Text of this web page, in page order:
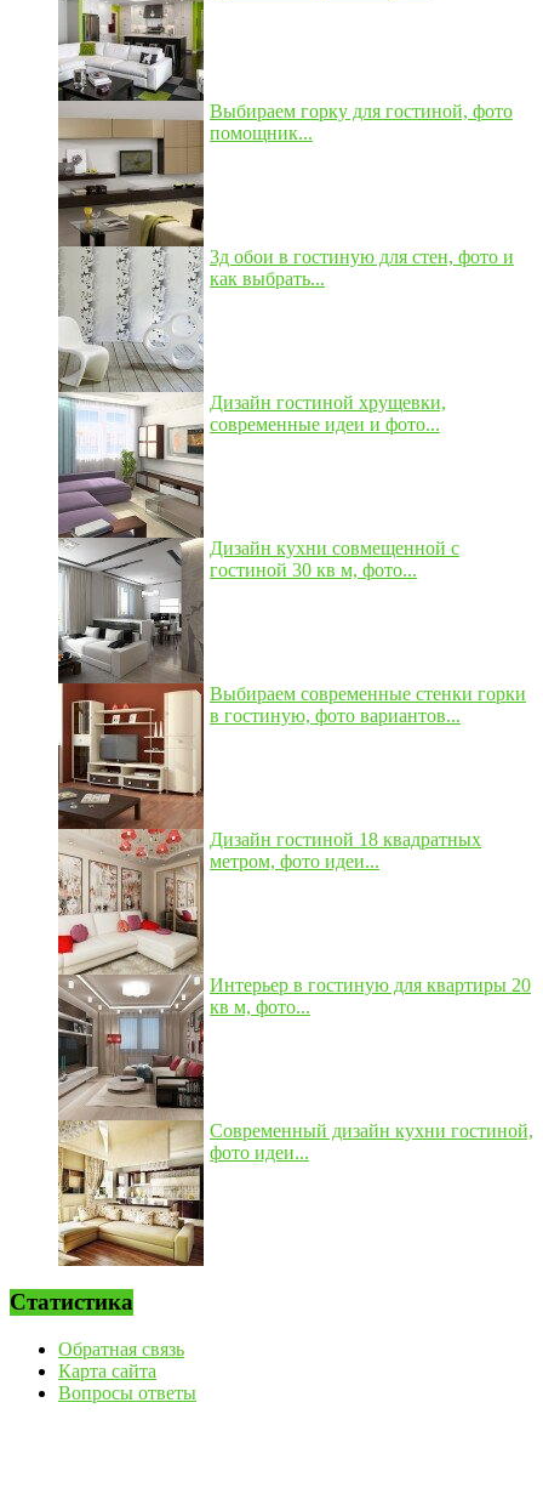
Выбираем горку для гостиной, фото
помощник...
3д обои в гостиную для стен, фото и
как выбрать...
Дизайн гостиной хрущевки,
современные идеи и фото...
Дизайн кухни совмещенной с
гостиной 30 кв м, фото...
Выбираем современные стенки горки
в гостиную, фото вариантов...
Дизайн гостиной 18 квадратных
метром, фото идеи...
Интерьер в гостиную для квартиры 20
кв м, фото...
Современный дизайн кухни гостиной,
фото идеи...
Статистика
Обратная связь
Карта сайта
Вопросы ответы